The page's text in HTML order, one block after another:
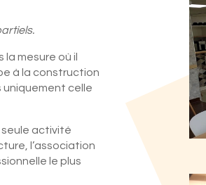
mesure où il
à la construction
uniquement celle
seule activité
l’association
le plus